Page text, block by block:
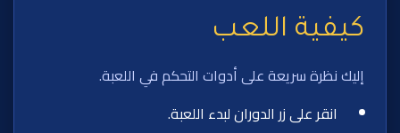
كيفية اللعب
إليك نظرة سريعة على أدوات التحكم في اللعبة.
انقر على زر الدوران لبدء اللعبة.